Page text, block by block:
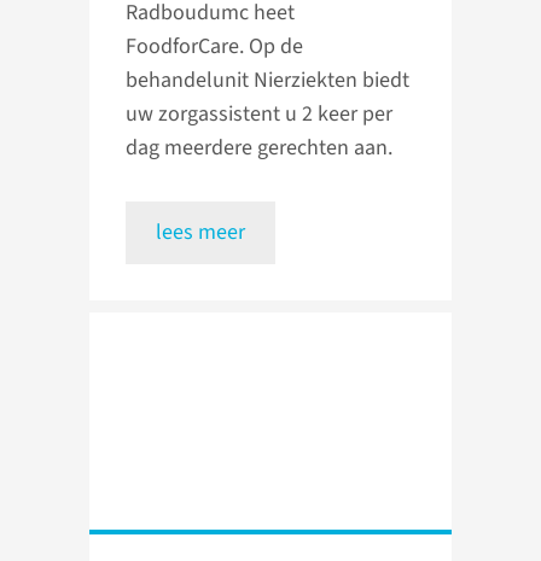
Radboudumc heet
FoodforCare. Op de
behandelunit Nierziekten biedt
uw zorgassistent u 2 keer per
dag meerdere gerechten aan.
lees meer